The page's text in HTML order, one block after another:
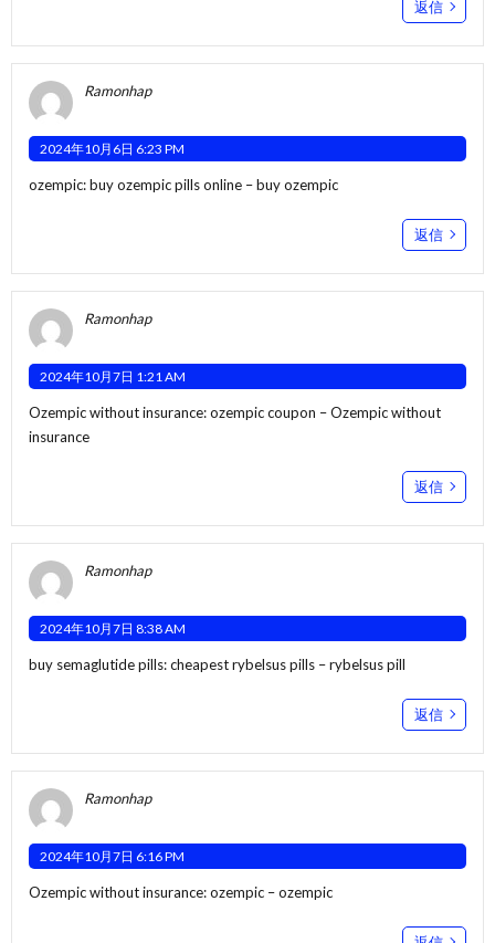
返信
Ramonhap
2024年10月6日 6:23 PM
ozempic:buy ozempic pills online – buy ozempic
返信
Ramonhap
2024年10月7日 1:21 AM
Ozempic without insurance:ozempic coupon – Ozempic without
insurance
返信
Ramonhap
2024年10月7日 8:38 AM
buy semaglutide pills:cheapest rybelsus pills – rybelsus pill
返信
Ramonhap
2024年10月7日 6:16 PM
Ozempic without insurance:ozempic – ozempic